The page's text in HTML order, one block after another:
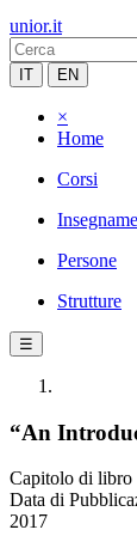
unior.it
IT EN
×
Home
Corsi
Persone
Strutture
☰
“An
Capitolo di libro
Data di
2017